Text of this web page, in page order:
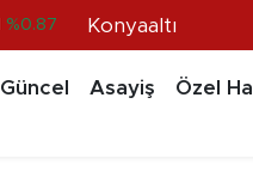
%0.87 Konyaaltı
Güncel Asayiş
Özel